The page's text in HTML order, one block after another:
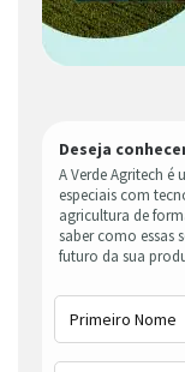
Deseja
A Verde Agritech é
especiais com
agricultura de
saber como essas
futuro da sua